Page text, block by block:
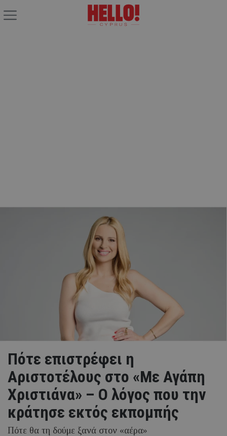
Πότε επιστρέφει η
Αριστοτέλους στο «Με Αγάπη
Χριστιάνα» – Ο λόγος που την
κράτησε εκτός εκπομπής
Πότε θα τη δούμε ξανά στον «αέρα»